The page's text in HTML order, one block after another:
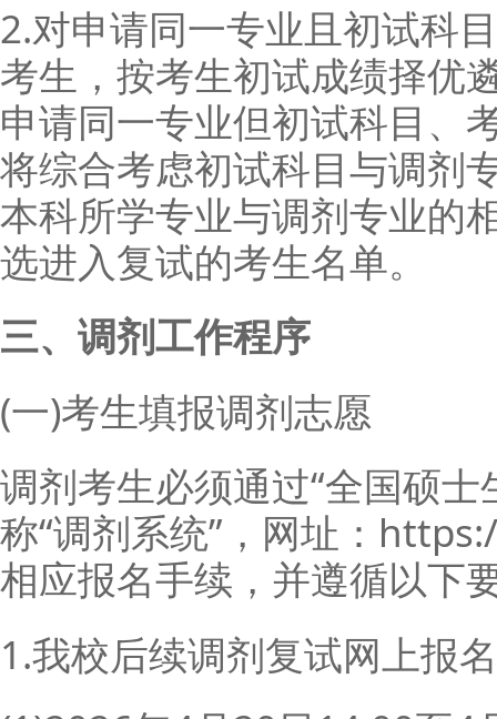
2.对申请同一专业且初试科
考生，按考生初试成绩择优
申请同一专业但初试科目、
将综合考虑初试科目与调剂
本科所学专业与调剂专业的
选进入复试的考生名单。
三、调剂工作程序
(一)考生填报调剂志愿
调剂考生必须通过“全国硕
称“调剂系统”，网址：
相应报名手续，并遵循以下
1.我校后续调剂复试网上报